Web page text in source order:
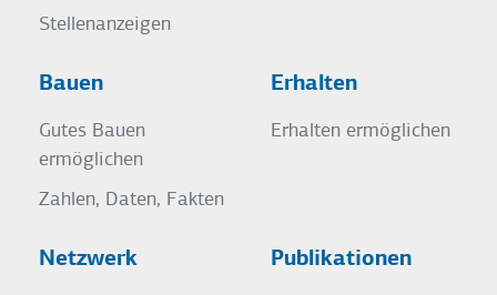
Stellenanzeigen
Bauen
Gutes Bauen
ermöglichen
Zahlen, Daten, Fakten
Erhalten
Erhalten ermöglichen
Netzwerk Publikationen